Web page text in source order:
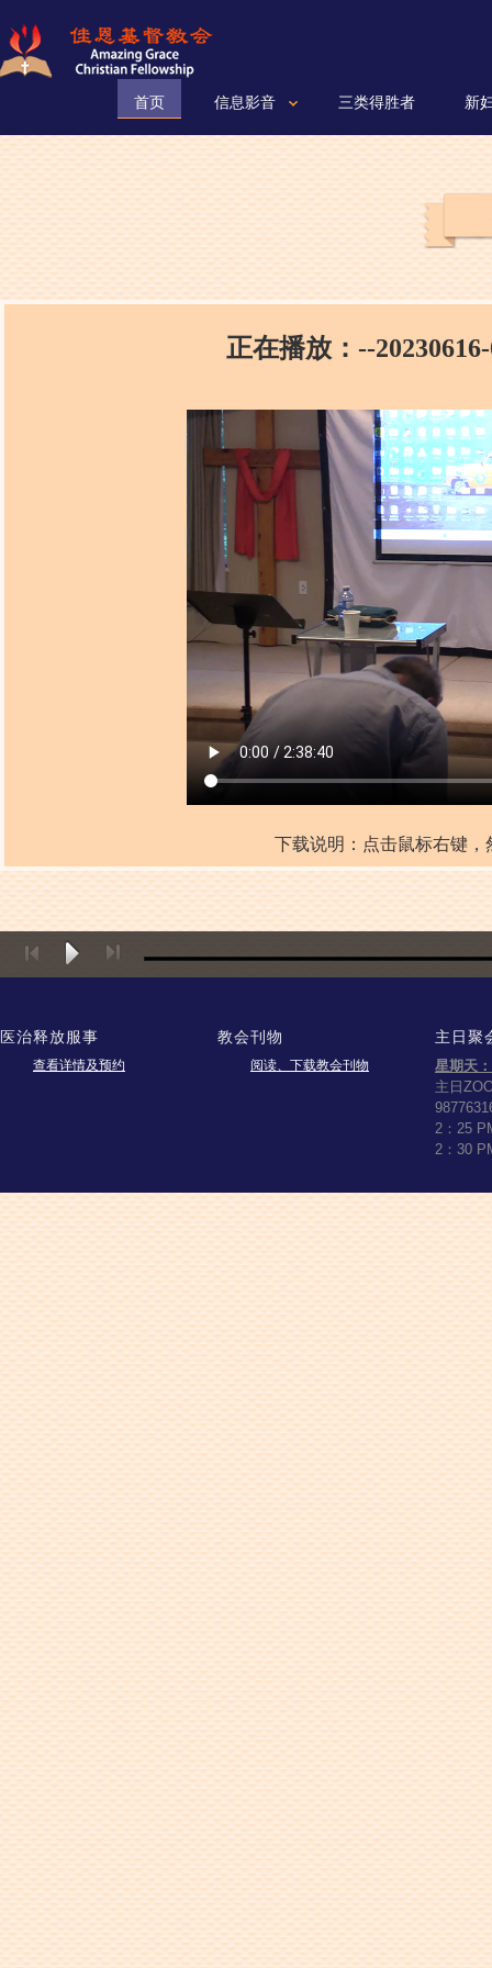
首页 信息影音 三类得胜者 新
正在播放：--
下载说明：点击鼠标右键，
医治释放服事
查看详情及预约
教会刊物
阅读、下载教会刊物
主日聚
星期天：
主日
2：25
2：30